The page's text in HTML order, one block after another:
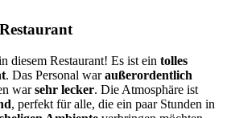
diesem Restaurant! Es ist ein tolles
. Das Personal waraußerordentlich
warsehr lecker. Die Atmosphäre ist
, perfekt für alle, die ein paar Stunden in